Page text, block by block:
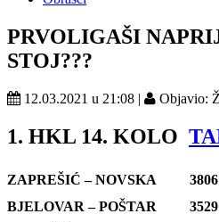
PRVOLIGAŠI
STOJ???
12.03.2021 u 21:08 | Objavio:
1. HKL 14. KOLO
ZAPREŠIĆ – NOVSKA
BJELOVAR – POŠTAR